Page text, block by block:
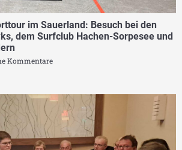
im Sauerland: Besuch bei den
dem Surfclub Hachen-Sorpesee und
Kommentare